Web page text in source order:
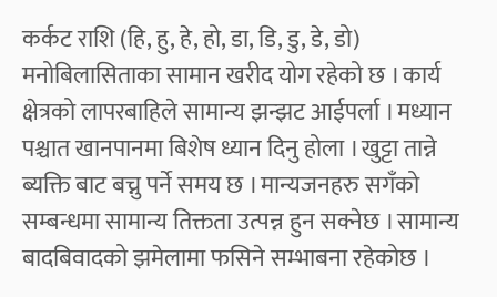
कर्कट राशि (हि, हु, हे, हो, डा, डि, डु, डे, डो)
मनोबिलासिताका सामान खरीद योग रहेको छ । कार्य
क्षेत्रको लापरबाहिले सामान्य झन्झट आईपर्ला । मध्यान
पश्चात खानपानमा बिशेष ध्यान दिनु होला । खुट्टा तान्ने
ब्यक्ति बाट बच्नु पर्ने समय छ । मान्यजनहरु सगँको
सम्बन्धमा सामान्य तिक्तता उत्पन्न हुन सक्नेछ । सामान्य
बादबिवादको झमेलामा फसिने सम्भाबना रहेकोछ ।